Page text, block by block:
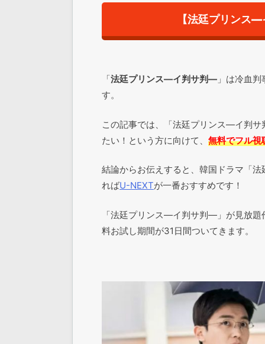
【法廷プリンス
「法廷プリンス―イ判サ判― 」は冷血
す。
この記事では、「法廷プリンス―イ判
たい！という方に向けて、 無料でフル視
結論からお伝えすると、韓国ドラマ「
ればU-NEXTが一番おすすめです！
「法廷プリンス―イ判サ判―」が見放
料お試し期間が31日間ついてきます。